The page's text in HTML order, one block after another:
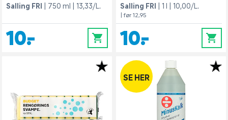
Salling FRI
750 ml 13,33/L.
10,- 0
Salling FRI
1 l 10,00/L.
| før 12,95
10,- 0
SE HER